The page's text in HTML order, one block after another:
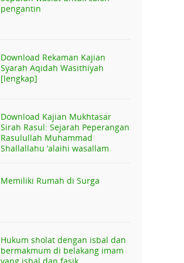
pengantin
Download Rekaman Kajian
Syarah Aqidah Wasithiyah
[lengkap]
Download Kajian Mukhtasar
Sirah Rasul: Sejarah Peperangan
Rasulullah Muhammad
Shallallahu ‘alaihi wasallam
Memiliki Rumah di Surga
Hukum sholat dengan isbal dan
bermakmum di belakang imam